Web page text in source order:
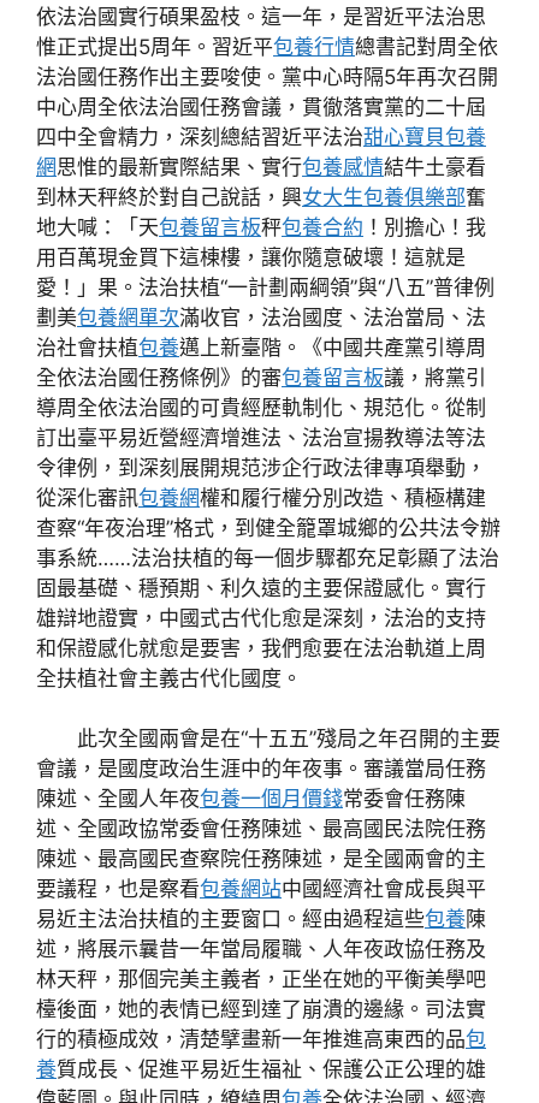
依法治國實行碩果盈枝。這一年，是習近平法治思
惟正式提出5周年。習近平包養行情總書記對周全依
法治國任務作出主要唆使。黨中心時隔5年再次召開
中心周全依法治國任務會議，貫徹落實黨的二十屆
四中全會精力，深刻總結習近平法治甜心寶貝包養
網思惟的最新實際結果、實行包養感情結牛土豪看
到林天秤終於對自己說話，興女大生包養俱樂部奮
地大喊：「天包養留言板秤包養合約 ！別擔心！我
用百萬現金買下這棟樓，讓你隨意破壞！這就是
愛！」果。法治扶植“一計劃兩綱領”與“八五”普律例
劃美包養網單次滿收官，法治國度、法治當局、法
治社會扶植包養邁上新臺階。《中國共產黨引導周
全依法治國任務條例》的審包養留言板議，將黨引
導周全依法治國的可貴經歷軌制化、規范化。從制
訂出臺平易近營經濟增進法、法治宣揚教導法等法
令律例，到深刻展開規范涉企行政法律專項舉動，
從深化審訊包養網權和履行權分別改造、積極構建
查察“年夜治理”格式，到健全籠罩城鄉的公共法令辦
事系統……法治扶植的每一個步驟都充足彰顯了法治
固最基礎、穩預期、利久遠的主要保證感化。實行
雄辯地證實，中國式古代化愈是深刻，法治的支持
和保證感化就愈是要害，我們愈要在法治軌道上周
全扶植社會主義古代化國度。
此次全國兩會是在“十五五”殘局之年召開的主要
會議，是國度政治生涯中的年夜事。審議當局任務
陳述、全國人年夜包養一個月價錢常委會任務陳
述、全國政協常委會任務陳述、最高國民法院任務
陳述、最高國民查察院任務陳述，是全國兩會的主
要議程，也是察看包養網站中國經濟社會成長與平
易近主法治扶植的主要窗口。經由過程這些包養陳
述，將展示曩昔一年當局履職、人年夜政協任務及
林天秤，那個完美主義者，正坐在她的平衡美學吧
檯後面，她的表情已經到達了崩潰的邊緣。司法實
行的積極成效，清楚擘畫新一年推進高東西的品包
養質成長、促進平易近生福祉、保護公正公理的雄